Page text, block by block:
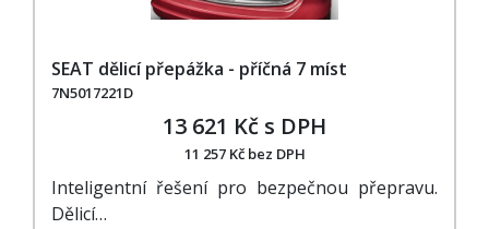
SEAT dělicí přepážka - příčná 7 míst
7N5017221D
13 621 Kč s DPH
11 257 Kč bez DPH
Inteligentní řešení pro bezpečnou přepravu.
Dělicí…